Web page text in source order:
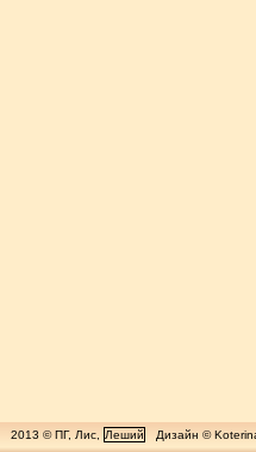
2013 © ПГ, Лис, Леший Дизайн ©